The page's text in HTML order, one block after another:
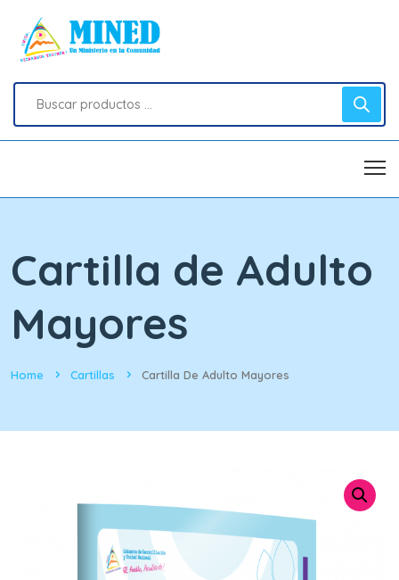
Cartilla de Adulto
Mayores
Home Cartillas Cartilla De Adulto Mayores